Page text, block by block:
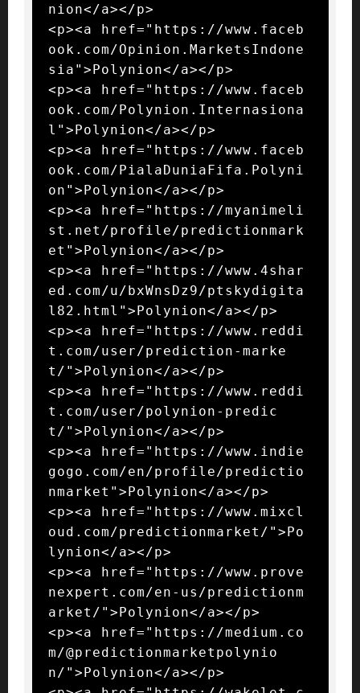
nion</a></p>
<p><a href="https://www.faceb
ook.com/Opinion.MarketsIndone
sia">Polynion</a></p>
<p><a href="https://www.faceb
ook.com/Polynion.Internasiona
l">Polynion</a></p>
<p><a href="https://www.faceb
ook.com/PialaDuniaFifa.Polyni
on">Polynion</a></p>
<p><a href="https://myanimeli
st.net/profile/predictionmark
et">Polynion</a></p>
<p><a href="https://www.4shar
ed.com/u/bxWnsDz9/ptskydigita
l82.html">Polynion</a></p>
<p><a href="https://www.reddi
t.com/user/prediction-marke
t/">Polynion</a></p>
<p><a href="https://www.reddi
t.com/user/polynion-predic
t/">Polynion</a></p>
<p><a href="https://www.indie
gogo.com/en/profile/predictio
nmarket">Polynion</a></p>
<p><a href="https://www.mixcl
oud.com/predictionmarket/">Po
lynion</a></p>
<p><a href="https://www.prove
nexpert.com/en-us/predictionm
arket/">Polynion</a></p>
<p><a href="https://medium.co
m/@predictionmarketpolynio
n/">Polynion</a></p>